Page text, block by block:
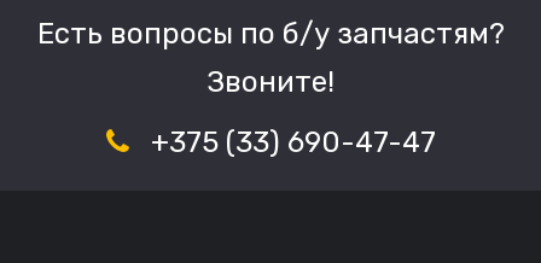
Есть вопросы по б/у запчастям?
Звоните!
+375 (33) 690-47-47